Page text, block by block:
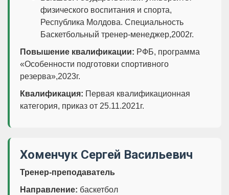
физического воспитания и спорта,
Республика Молдова. Специальность
Баскетбольный тренер-менеджер,2002г.
Повышение квалификации: РФБ, программа
«Особенности подготовки спортивного
резерва»,2023г.
Квалификация: Первая квалификационная
категория, приказ от 25.11.2021г.
Хоменчук Сергей Васильевич
Тренер-преподаватель
Направление: баскетбол